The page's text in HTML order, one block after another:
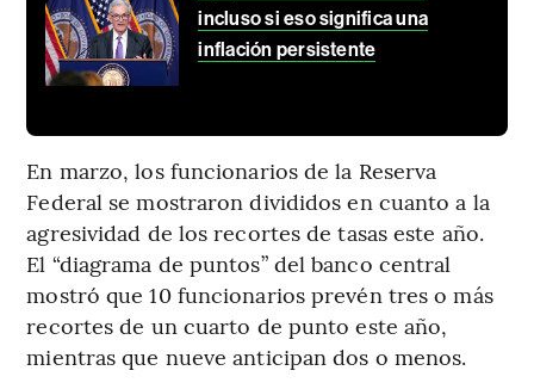
incluso si eso significa una
inflación persistente
En marzo, los funcionarios de la Reserva
Federal se mostraron divididos en cuanto a la
agresividad de los recortes de tasas este año.
El “diagrama de puntos” del banco central
mostró que 10 funcionarios prevén tres o más
recortes de un cuarto de punto este año,
mientras que nueve anticipan dos o menos.